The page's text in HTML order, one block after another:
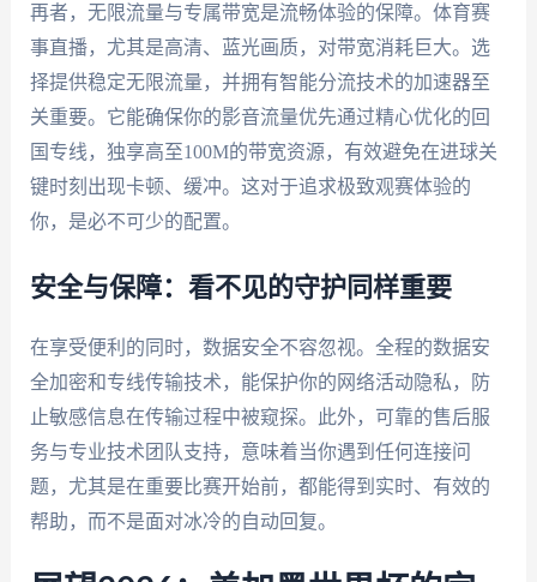
再者，无限流量与专属带宽是流畅体验的保障。体育赛
事直播，尤其是高清、蓝光画质，对带宽消耗巨大。选
择提供稳定无限流量，并拥有智能分流技术的加速器至
关重要。它能确保你的影音流量优先通过精心优化的回
国专线，独享高至100M的带宽资源，有效避免在进球关
键时刻出现卡顿、缓冲。这对于追求极致观赛体验的
你，是必不可少的配置。
安全与保障：看不见的守护同样重要
在享受便利的同时，数据安全不容忽视。全程的数据安
全加密和专线传输技术，能保护你的网络活动隐私，防
止敏感信息在传输过程中被窥探。此外，可靠的售后服
务与专业技术团队支持，意味着当你遇到任何连接问
题，尤其是在重要比赛开始前，都能得到实时、有效的
帮助，而不是面对冰冷的自动回复。